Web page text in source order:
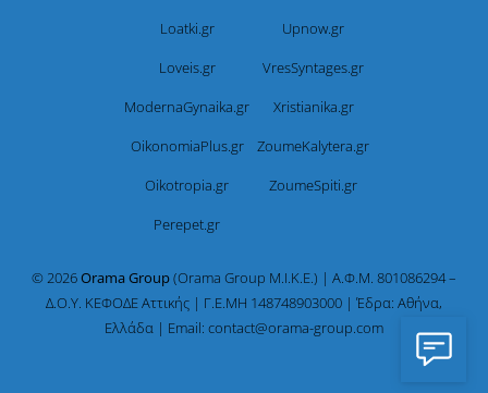
Loatki.gr
Upnow.gr
Loveis.gr
VresSyntages.gr
ModernaGynaika.gr
Xristianika.gr
OikonomiaPlus.gr
ZoumeKalytera.gr
Oikotropia.gr
ZoumeSpiti.gr
Perepet.gr
© 2026Orama Group(Orama Group Μ.Ι.Κ.Ε.) | Α.Φ.Μ. 801086294 –
Δ.Ο.Υ. ΚΕΦΟΔΕ Αττικής | Γ.Ε.ΜΗ 148748903000 | Έδρα: Αθήνα,
Ελλάδα | Email: contact@orama-group.com